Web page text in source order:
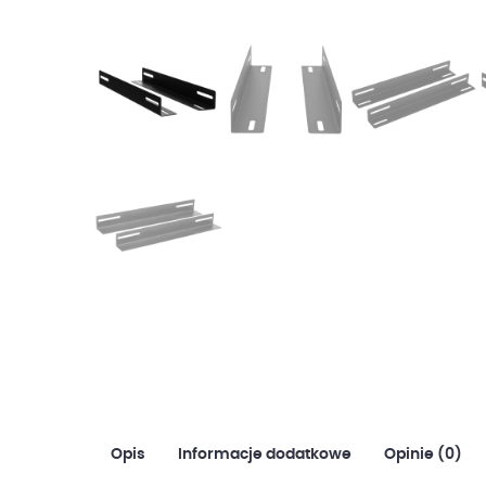
Opis Informacje dodatkowe Opinie (0)